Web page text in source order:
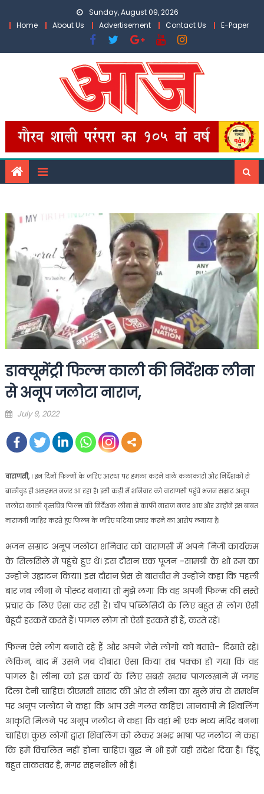
Sunday, August 09, 2026
Home
About Us Advertisement Contact Us E-Paper
डाक्यूमेंट्री फिल्म काली की निर्देशक लीना
से अनूप जलोटा नाराज,
Posted
July 9, 2022
वाराणसी, । इन दिनों फ‍िल्‍मों के जरिए आस्‍था पर हमला करने वाले कलाकारों और निर्देशकों से
बालीवुड ही असहमत नजर आ रहा है। इसी कड़ी में शनिवार को वाराणसी पहुंचे भजन सम्राट अनूप
जलोटा काली वृत्‍तचित्र फ‍िल्‍म की निर्देशक लीना से काफी नाराज नजर आए और उन्‍होंने इस बाबत
नाराजगी जाहिर करते हुए फ‍िल्‍म के जरिए घटिया प्रचार करने का आरोप लगाया है।
भजन सम्राट अनूप जलोटा शनिवार को वाराणसी में अपने निजी कार्यक्रम
के सिलसिले में पहुंचे हुए थे। इस दौरान एक पूजन -सामग्री के शो रूम का
उन्होंने उद्घाटन किया। इस दौरान प्रेस से बातचीत में उन्‍होंने कहा कि पहली
बार जब लीना ने पोस्टर बनाया तो मुझे लगा कि वह अपनी फिल्म की सस्ते
प्रचार के लिए ऐसा कर रही हैं। चीप पब्लिसिटी के लिए बहुत से लोग ऐसी
बेहूदी हरकतें करते हैं। पागल लोग तो ऐसी हरकते ही हैं, करते रहें।
फ‍िल्‍म ऐसे लोग बनाते रहे हैं और अपने जैसे लोगों को बताते- दिखाते रहें।
लेकिन, बाद में उसने जब दोबारा ऐसा किया तब पक्का हो गया कि वह
पागल है। लीना को इस कार्य के लिए सबसे खराब पागलखाने में जगह
दिला देनी चाहिए। टीएमसी सांसद की ओर से लीना का खुले मंच से समर्थन
पर अनूप जलोटा ने कहा कि आप उसे गलत कहिए। ज्ञानवापी में शिवलिंग
आकृति मिलने पर अनूप जलोटा ने कहा कि वहां भी एक भव्य मंदिर बनना
चाहिए। कुछ लोगों द्वारा शिवलिंग को लेकर अभद्र भाषा पर जलोटा ने कहा
कि हमें विचलित नहीं होना चाहिए। बुद्ध ने भी हमें यही संदेश दिया है। हिंदू
बहुत ताकतवर है, मगर सहनशील भी है।